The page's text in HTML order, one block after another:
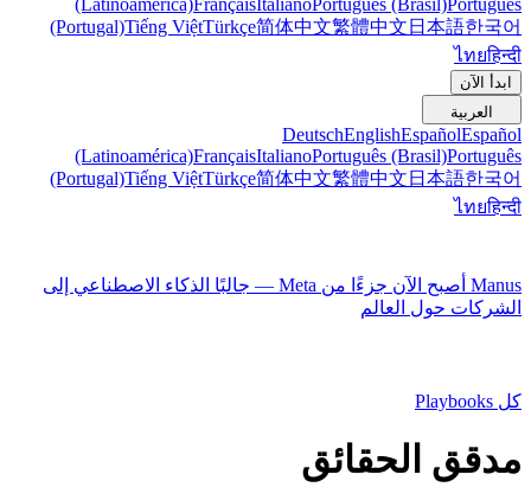
(Latinoamérica)FrançaisItalianoPortuguês (Brasil)Português
(Portugal)Tiếng ViệtTürkçe简体中文繁體中文 日本語한국어
ไทยहिन्दी
ابدأ الآن
العربية
DeutschEnglishEspañolEspañol
(Latinoamérica)FrançaisItalianoPortuguês (Brasil)Português
(Portugal)Tiếng ViệtTürkçe简体中文繁體中文 日本語한국어
ไทยहिन्दी
Manus أصبح الآن جزءًا من Meta — جالبًا الذكاء الاصطناعي إلى
الشركات حول العالم
كل Playbooks
مدقق الحقائق